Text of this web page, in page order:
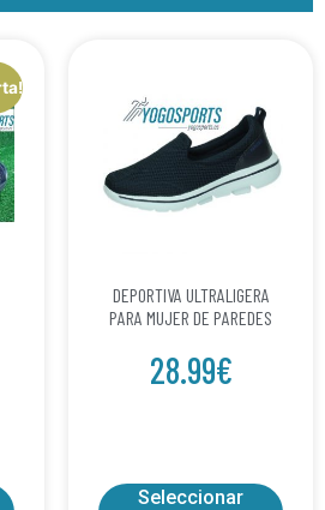
DEPORTIVA ULTRALIGERA
PARA MUJER DE PAREDES
28.99€
Seleccionar